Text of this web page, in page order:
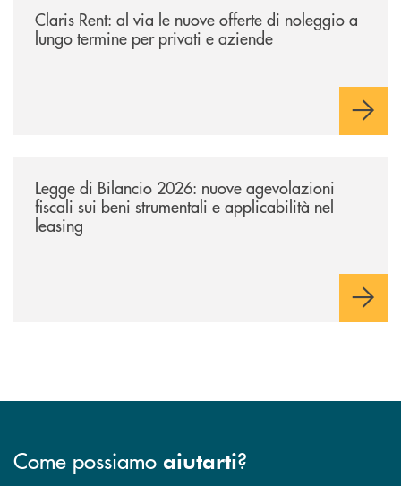
Claris Rent: al via le nuove offerte di noleggio a
lungo termine per privati e aziende
Legge di Bilancio 2026: nuove agevolazioni
fiscali sui beni strumentali e applicabilità nel
leasing
Come possiamo aiutarti?